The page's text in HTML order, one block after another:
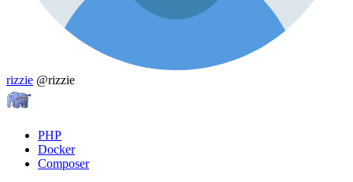
rizzie @rizzie
PHP
Docker
Composer